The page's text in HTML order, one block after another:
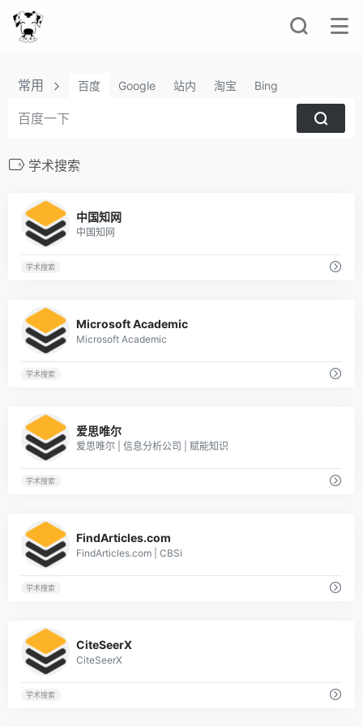
常用 百度 Google 站内 淘宝 Bing
学术搜索
中国知网
中国知网
学术搜索
Microsoft Academic
Microsoft Academic
学术搜索
爱思唯尔
爱思唯尔 | 信息分析公司 | 赋能知识
学术搜索
FindArticles.com
FindArticles.com | CBSi
学术搜索
CiteSeerX
CiteSeerX
学术搜索